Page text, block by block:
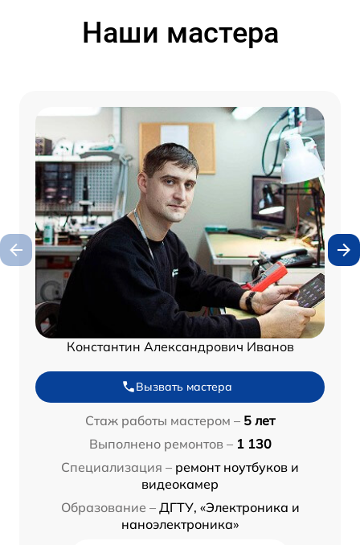
Наши мастера
Константин Александрович Иванов
Вызвать мастера
Стаж работы мастером – 5 лет
Выполнено ремонтов – 1 130
Специализация – ремонт ноутбуков и
видеокамер
Образование – ДГТУ, «Электроника и
наноэлектроника»